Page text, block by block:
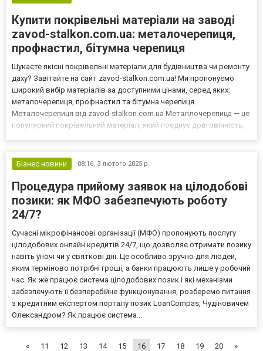
Купити покрівельні матеріали на заводі
zavod-stalkon.com.ua: металочерепиця,
профнастил, бітумна черепиця
Шукаєте якісні покрівельні матеріали для будівництва чи ремонту
даху? Завітайте на сайт zavod-stalkon.com.ua! Ми пропонуємо
широкий вибір матеріалів за доступними цінами, серед яких:
металочерепиця, профнастил та бітумна черепиця.
Металочерепиця від zavod-stalkon.com.ua Металлочерепица — це
популярний покрівельний матеріал, який поєднує довговічність,
Бізнес новини
08:16, 3 лютого 2025 р.
Процедура прийому заявок на цілодобові
позики: як МФО забезпечують роботу
24/7?
Сучасні мікрофінансові організації (МФО) пропонують послугу
цілодобових онлайн кредитів 24/7, що дозволяє отримати позику
навіть уночі чи у святкові дні. Це особливо зручно для людей,
яким терміново потрібні гроші, а банки працюють лише у робочий
час. Як же працює система цілодобових позик і які механізми
забезпечують її безперебійне функціонування, розберемо питання
з кредитним експертом порталу позик LoanCompas, Чудіновичем
Олександром? Як працює система...
« 11 12 13 14 15 16 17 18 19 20 »